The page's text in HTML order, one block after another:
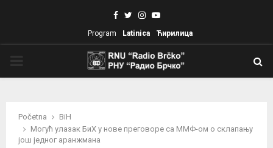
Facebook
TwitterInstagram
Youtube
Program Latinica Ћирилица
Početna
BiH
Могућ улазак БиХ у нове преговоре са ММФ-ом о склапању
још једног аранжмана